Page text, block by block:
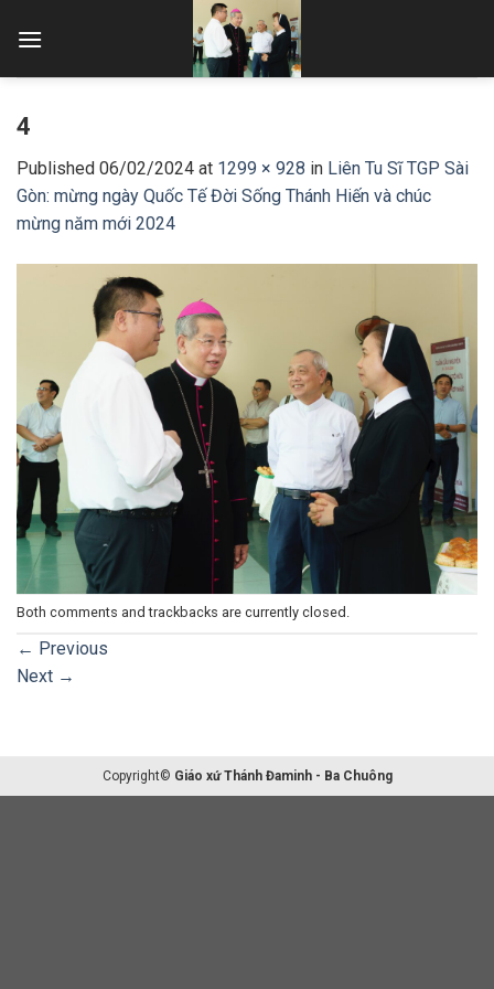
4
Published 06/02/2024 at 1299 × 928 in Liên Tu Sĩ TGP Sài
Gòn: mừng ngày Quốc Tế Đời Sống Thánh Hiến và chúc
mừng năm mới 2024
Both comments and trackbacks are currently closed.
← Previous
Next →
Copyright© Giáo xứ Thánh Đaminh - Ba Chuông